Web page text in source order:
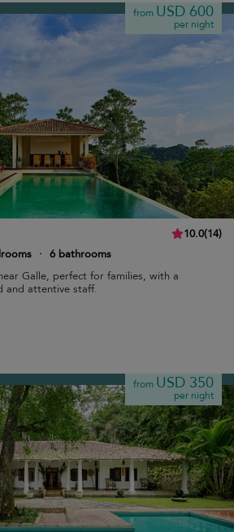
from USD 600
per night
10.0(14)
· 6 bathrooms
Galle, perfect for families, with a
and attentive staff.
from USD 350
per night